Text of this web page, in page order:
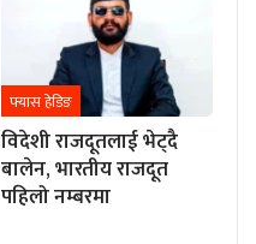
फ्यास हेडिङ
विदेशी राजदूतलाई भेट्दै
बालेन, भारतीय राजदूत
पहिलो नम्बरमा